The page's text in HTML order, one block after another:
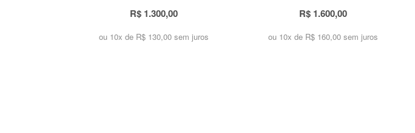
R$ 1.300,00
ou 10x de R$ 130,00 sem juros
R$ 1.600,00
ou 10x de R$ 160,00 sem juros